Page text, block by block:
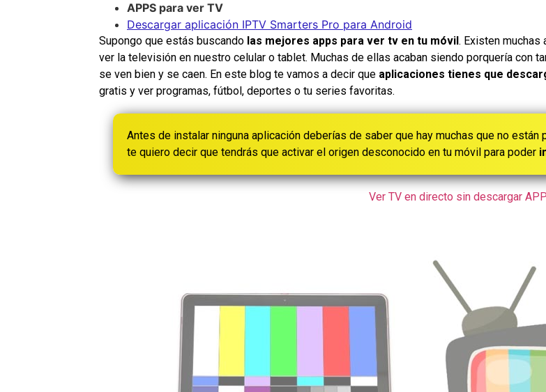
APPS para ver TV
Descargar aplicación IPTV Smarters Pro para Android
Supongo que estás buscando las mejores apps para ver tv en tu móvil . Existen muchas
ver la televisión en nuestro celular o tablet. Muchas de ellas acaban siendo porquería con
se ven bien y se caen. En este blog te vamos a decir que aplicaciones tienes que
gratis y ver programas, fútbol, deportes o tu series favoritas.
Antes de instalar ninguna aplicación deberías de saber que hay muchas que no
te quiero decir que tendrás que activar el origen desconocido en tu móvil para poder
Ver TV en directo sin descargar